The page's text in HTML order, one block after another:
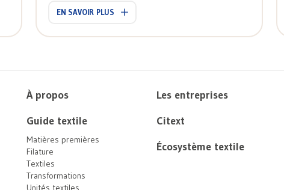
EN SAVOIR PLUS
À propos
Guide textile
Matières premières
Filature
Textiles
Transformations
Unités textiles
Les entreprises
Citext
Écosystème textile